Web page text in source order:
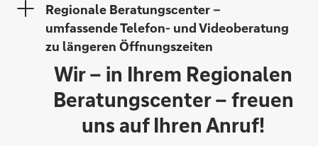
Oliver Beiwinkler
Regionale Beratungscenter –
umfassende Telefon- und Videoberatung
zu längeren Öffnungszeiten
Wir – in Ihrem Regionalen
Beratungscenter – freuen
uns auf Ihren Anruf!